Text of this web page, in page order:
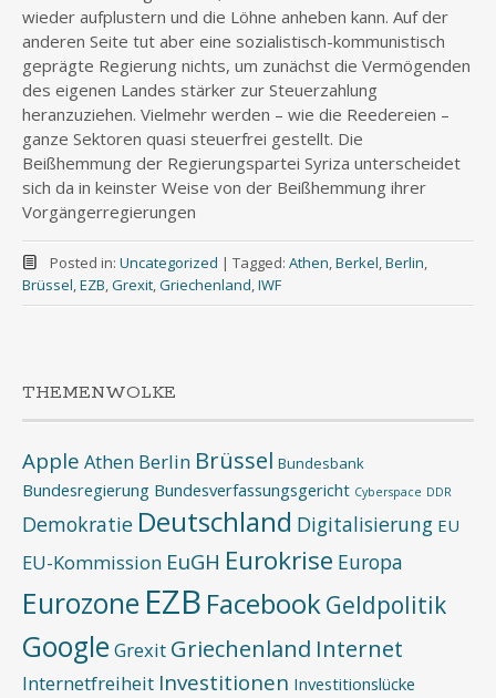
wieder aufplustern und die Löhne anheben kann. Auf der
anderen Seite tut aber eine sozialistisch-kommunistisch
geprägte Regierung nichts, um zunächst die Vermögenden
des eigenen Landes stärker zur Steuerzahlung
heranzuziehen. Vielmehr werden – wie die Reedereien –
ganze Sektoren quasi steuerfrei gestellt. Die
Beißhemmung der Regierungspartei Syriza unterscheidet
sich da in keinster Weise von der Beißhemmung ihrer
Vorgängerregierungen
Posted in: Uncategorized | Tagged: Athen,Berkel,Berlin,
Brüssel,EZB,Grexit,Griechenland,IWF
THEMENWOLKE
Apple Athen Berlin Brüssel Bundesbank
Bundesregierung Bundesverfassungsgericht Cyberspace DDR
Demokratie Deutschland Digitalisierung EU
EU-Kommission EuGH Eurokrise Europa
Eurozone EZB FacebookGeldpolitik
Google Grexit Griechenland Internet
Internetfreiheit Investitionen Investitionslücke